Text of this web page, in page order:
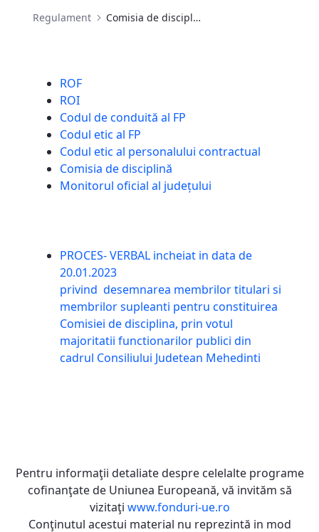
Regulament Comisia de disciplină
ROF
ROI
Codul de conduită al FP
Codul etic al FP
Codul etic al personalului contractual
Comisia de disciplină
Monitorul oficial al județului
PROCES- VERBAL incheiat in data de
20.01.2023
privind desemnarea membrilor titulari si
membrilor supleanti pentru constituirea
Comisiei de disciplina, prin votul
majoritatii functionarilor publici din
cadrul Consiliului Judetean Mehedinti
Pentru informaţii detaliate despre celelalte programe
cofinanţate de Uniunea Europeană, vă invităm să
vizitaţi www.fonduri-ue.ro
Conţinutul acestui material nu reprezintă in mod